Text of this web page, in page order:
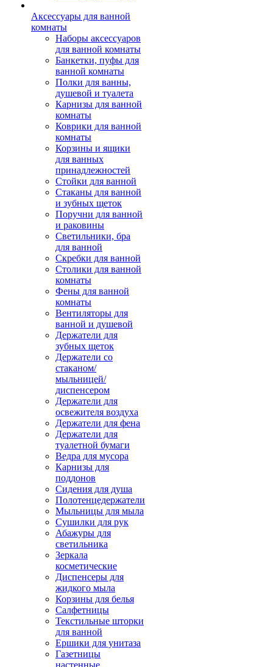
Аксессуары для ванной
комнаты
Наборы аксессуаров
для ванной комнаты
Банкетки, пуфы для
ванной комнаты
Полки для ванны,
душевой и туалета
Карнизы для ванной
комнаты
Коврики для ванной
комнаты
Корзины и ящики
для ванных
принадлежностей
Стойки для ванной
Стаканы для ванной
и зубных щеток
Поручни для ванной
и раковины
Светильники, бра
для ванной
Скребки для ванной
Столики для ванной
комнаты
Фены для ванной
комнаты
Вентиляторы для
ванной и душевой
Держатели для
зубных щеток
Держатели со
стаканом/
мыльницей/
диспенсером
Держатели для
освежителя воздуха
Держатели для фена
Держатели для
туалетной бумаги
Ведра для мусора
Карнизы для
поддонов
Сидения для душа
Полотенцедержатели
Мыльницы для мыла
Сушилки для рук
Абажуры для
светильника
Зеркала
косметические
Диспенсеры для
жидкого мыла
Корзины для белья
Салфетницы
Текстильные шторки
для ванной
Ершики для унитаза
Газетницы
настенные